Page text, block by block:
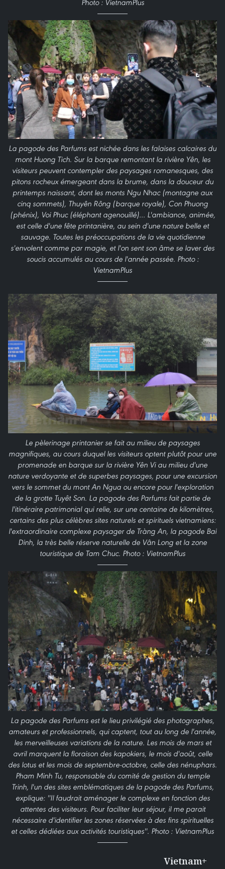
Photo : VietnamPlus
La pagode des Parfums est nichée dans les falaises calcaires du
mont Huong Tich. Sur la barque remontant la rivière Yên, les
visiteurs peuvent contempler des paysages romanesques, des
pitons rocheux émergeant dans la brume, dans la douceur du
printemps naissant, dont les monts Ngu Nhac (montagne aux
cinq sommets), Thuyên Rông (barque royale), Con Phuong
(phénix), Voi Phuc (éléphant agenouillé)… L'ambiance, animée,
est celle d'une fête printanière, au sein d'une nature belle et
sauvage. Toutes les préoccupations de la vie quotidienne
s'envolent comme par magie, et l'on sent son âme se laver des
soucis accumulés au cours de l'année passée. Photo :
VietnamPlus
Le pèlerinage printanier se fait au milieu de paysages
magnifiques, au cours duquel les visiteurs optent plutôt pour une
promenade en barque sur la rivière Yên Vi au milieu d'une
nature verdoyante et de superbes paysages, pour une excursion
vers le sommet du mont An Ngua ou encore pour l'exploration
de la grotte Tuyêt Son. La pagode des Parfums fait partie de
l'itinéraire patrimonial qui relie, sur une centaine de kilomètres,
certains des plus célèbres sites naturels et spirituels vietnamiens:
l'extraordinaire complexe paysager de Tràng An, la pagode Bai
Dinh, la très belle réserve naturelle de Vân Long et la zone
touristique de Tam Chuc. Photo : VietnamPlus
La pagode des Parfums est le lieu privilégié des photographes,
amateurs et professionnels, qui captent, tout au long de l'année,
les merveilleuses variations de la nature. Les mois de mars et
avril marquent la floraison des kapokiers, le mois d'août, celle
des lotus et les mois de septembre-octobre, celle des nénuphars.
Pham Minh Tu, responsable du comité de gestion du temple
Trinh, l'un des sites emblématiques de la pagode des Parfums,
explique: ''Il faudrait aménager le complexe en fonction des
attentes des visiteurs. Pour faciliter leur séjour, il me parait
nécessaire d'identifier les zones réservées à des fins spirituelles
et celles dédiées aux activités touristiques''. Photo : VietnamPlus
Vietnam+